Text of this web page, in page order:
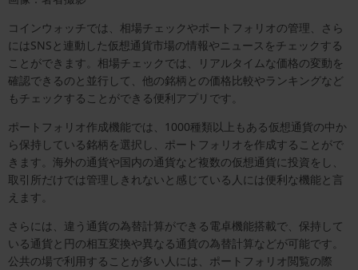
コインウォッチでは、相場チェックやポートフォリオの管理、さら
にはSNSと連動した仮想通貨市場の情報やニュースをチェックする
ことができます。相場チェックでは、リアルタイムな価格の変動を
確認できるのと並行して、他の銘柄との価格比較やランキングなど
もチェックすることができる便利アプリです。
ポートフォリオ作成機能では、1000種類以上もある仮想通貨の中か
ら保持している銘柄を選択し、ポートフォリオを作成することがで
きます。海外の通貨や国内の通貨など複数の仮想通貨に投資をし、
取引所だけでは管理しきれないと感じている人には便利な機能と言
えます。
さらには、違う通貨の為替計算ができる電卓機能搭載で、保持して
いる通貨と円の相互変換や異なる通貨の為替計算などが可能です。
公共の場で利用することが多い人には、ポートフォリオ閲覧の際